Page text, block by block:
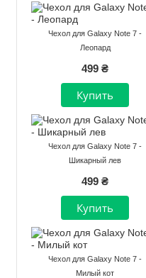
Чехол для Galaxy Note 7 -
Леопард
499 ₴
Чехол для Galaxy Note 7 -
Шикарный лев
499 ₴
Чехол для Galaxy Note 7 -
Милый кот